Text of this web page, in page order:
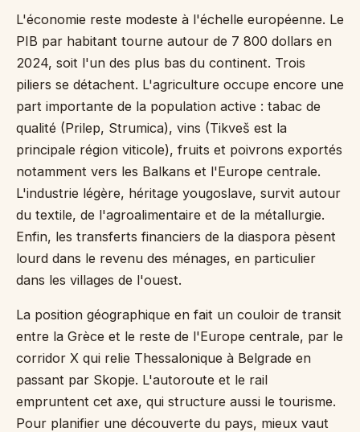
L'économie reste modeste à l'échelle européenne. Le
PIB par habitant tourne autour de 7 800 dollars en
2024, soit l'un des plus bas du continent. Trois
piliers se détachent. L'agriculture occupe encore une
part importante de la population active : tabac de
qualité (Prilep, Strumica), vins (Tikveš est la
principale région viticole), fruits et poivrons exportés
notamment vers les Balkans et l'Europe centrale.
L'industrie légère, héritage yougoslave, survit autour
du textile, de l'agroalimentaire et de la métallurgie.
Enfin, les transferts financiers de la diaspora pèsent
lourd dans le revenu des ménages, en particulier
dans les villages de l'ouest.
La position géographique en fait un couloir de transit
entre la Grèce et le reste de l'Europe centrale, par le
corridor X qui relie Thessalonique à Belgrade en
passant par Skopje. L'autoroute et le rail
empruntent cet axe, qui structure aussi le tourisme.
Pour planifier une découverte du pays, mieux vaut